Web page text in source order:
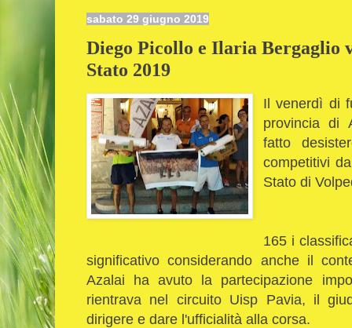
sabato 29 giugno 2019
Diego Picollo e Ilaria Bergaglio
Stato 2019
Il venerdì di
provincia di
fatto
competitivi
Stato di
165 i
significativo considerando anche il
Azalai ha avuto la partecipazione
rientrava nel circuito Uisp Pavia, il
dirigere e dare l'ufficialità alla corsa.